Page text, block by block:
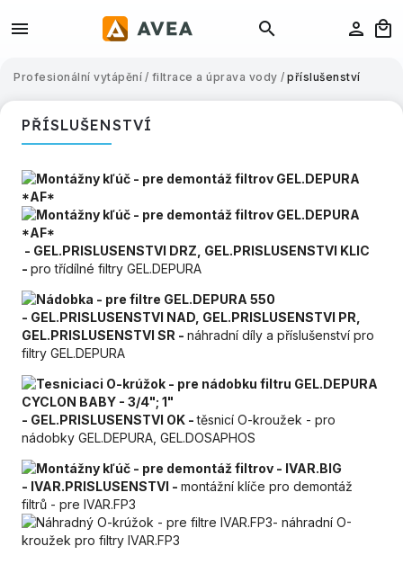
Profesionální vytápění / filtrace a úprava vody / příslušenství
PŘÍSLUŠENSTVÍ
- GEL.PRISLUSENSTVI DRZ, GEL.PRISLUSENSTVI KLIC
- pro třídílné filtry GEL.DEPURA
- GEL.PRISLUSENSTVI NAD, GEL.PRISLUSENSTVI PR,
GEL.PRISLUSENSTVI SR - náhradní díly a příslušenství pro
filtry GEL.DEPURA
- GEL.PRISLUSENSTVI OK - těsnicí O-kroužek - pro
nádobky GEL.DEPURA, GEL.DOSAPHOS
- IVAR.PRISLUSENSTVI - montážní klíče pro demontáž
filtrů - pre IVAR.FP3
- náhradní O-
kroužek pro filtry IVAR.FP3